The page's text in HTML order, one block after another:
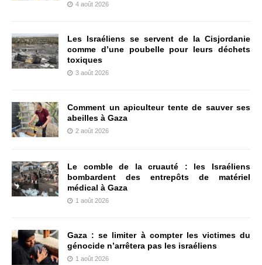
4 août 2026
Les Israéliens se servent de la Cisjordanie
comme d’une poubelle pour leurs déchets
toxiques
3 août 2026
Comment un apiculteur tente de sauver ses
abeilles à Gaza
2 août 2026
Le comble de la cruauté : les Israéliens
bombardent des entrepôts de matériel
médical à Gaza
1 août 2026
Gaza : se limiter à compter les victimes du
génocide n’arrêtera pas les israéliens
1 août 2026